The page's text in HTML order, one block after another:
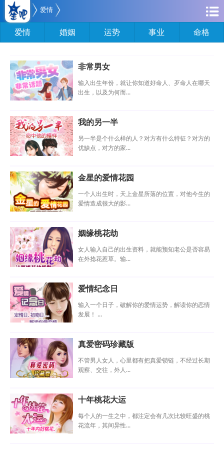
爱情
爱情 婚姻 运势 事业 命格
非常男女
输入出生年份，就让你知道好命人、歹命人在哪天
出生，以及为何而...
我的另一半
另一半是个什么样的人？对方有什么特征？对方的
优缺点，对方的家...
金星的爱情花园
一个人出生时，天上金星所落的位置，对他今生的
爱情造成很大的影...
姻缘桃花劫
女人输入自己的出生资料，就能预知老公是否容易
在外捻花惹草。输...
爱情纪念日
输入一个日子，破解你的爱情运势，解读你的恋情
发展！ ...
真爱密码珍藏版
不管男人女人，心里都有把真爱锁链，不经过长期
观察、交往，外人...
十年桃花大运
每个人的一生之中，都注定会有几次比较旺盛的桃
花流年，其间异性...